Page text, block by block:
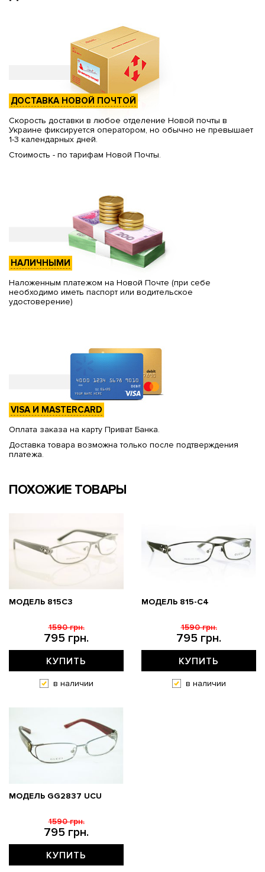
ДОСТАВКА НОВОЙ ПОЧТОЙ
Скорость доставки в любое отделение Новой почты в
Украине фиксируется оператором, но обычно не превышает
1-3 календарных дней.
Стоимость - по тарифам Новой Почты.
НАЛИЧНЫМИ
Наложенным платежом на Новой Почте (при себе
необходимо иметь паспорт или водительское
удостоверение)
VISA И MASTERCARD
Оплата заказа на карту Приват Банка.
Доставка товара возможна только после подтверждения
платежа.
ПОХОЖИЕ ТОВАРЫ
МОДЕЛЬ 815C3
795 грн.
1590 грн.
КУПИТЬ
в наличии
МОДЕЛЬ 815-C4
795 грн.
1590 грн.
КУПИТЬ
в наличии
МОДЕЛЬ GG2837 UCU
795 грн.
1590 грн.
КУПИТЬ